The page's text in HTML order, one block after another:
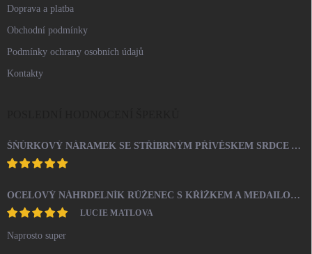
Doprava a platba
Obchodní podmínky
Podmínky ochrany osobních údajů
Kontakty
ŠŇŮRKOVÝ NÁRAMEK SE STŘÍBRNÝM PŘÍVĚSKEM SRDCE A KRYSTALY SWAROVSKI CRYSTAL (STŘÍBRO 925/1000)
OCELOVÝ NÁHRDELNÍK RŮŽENEC S KŘÍŽKEM A MEDAILONEM
LUCIE MATLOVA
Naprosto super